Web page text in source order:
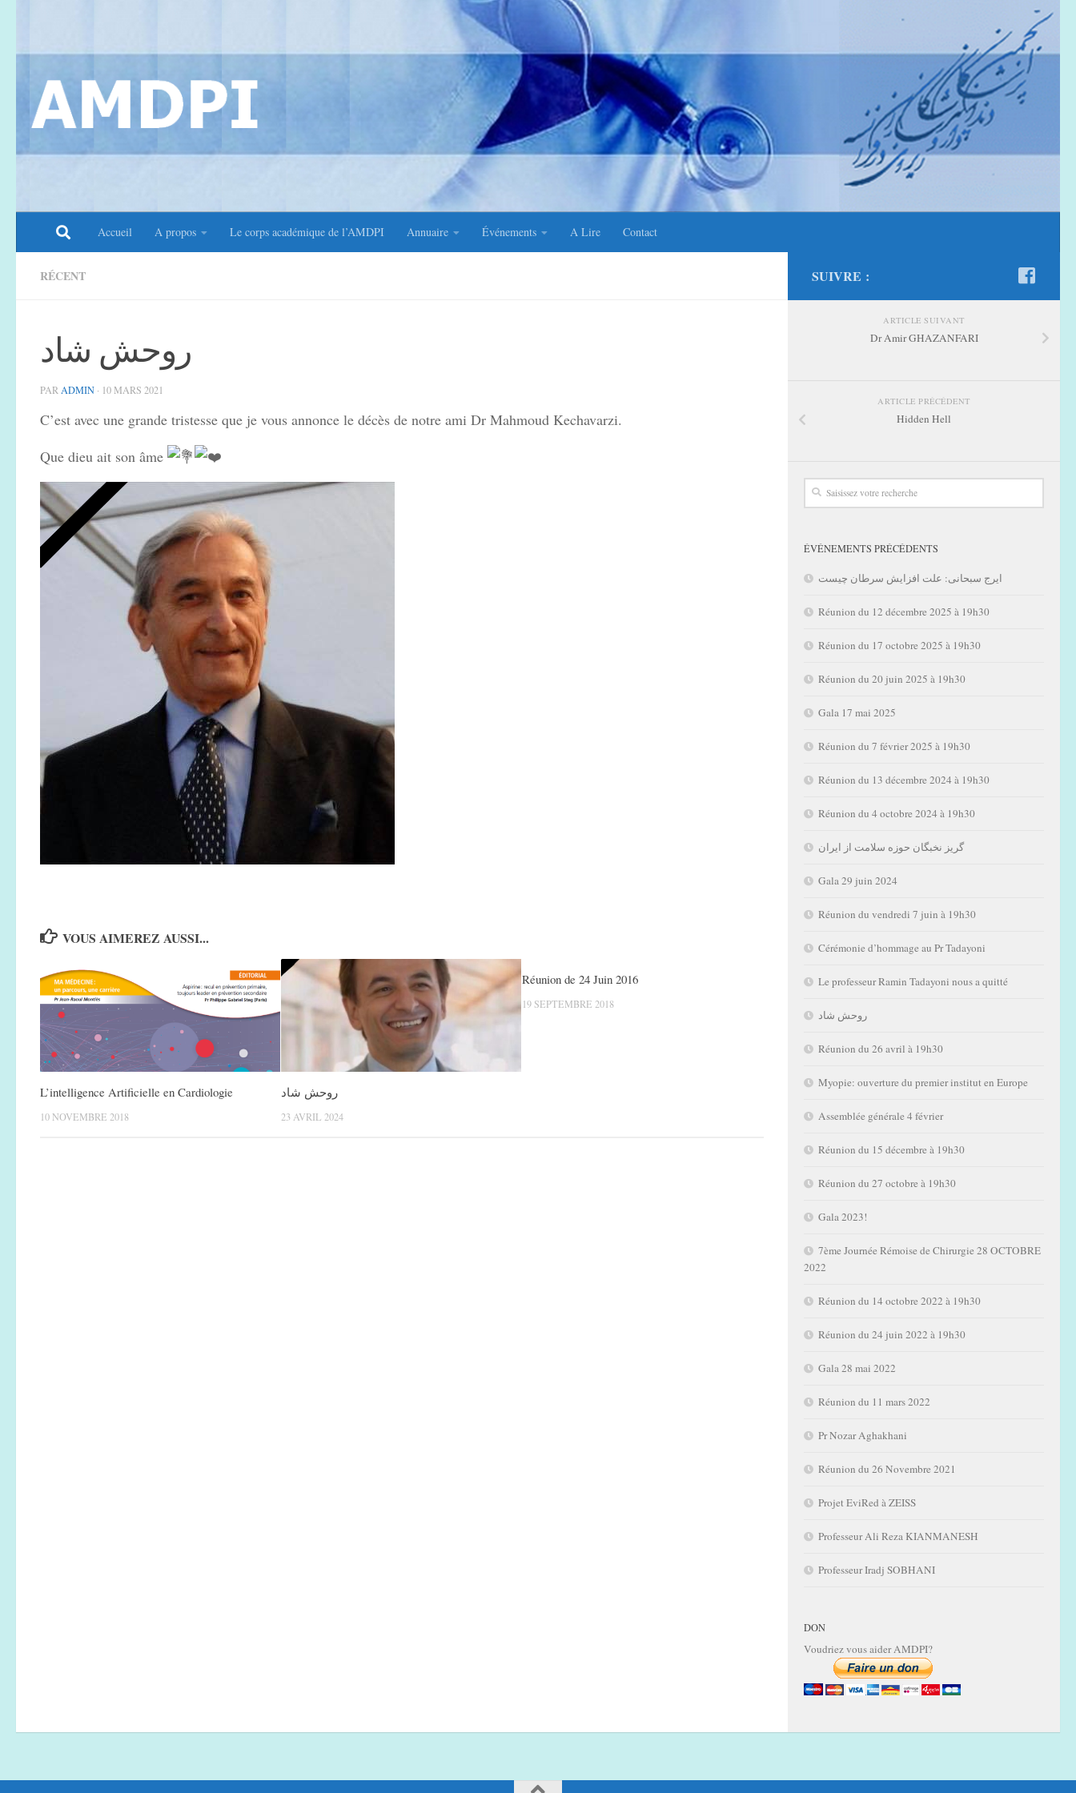
Accueil A propos Le corps académique de l’AMDPI Annuaire Événements A Lire Contact
RÉCENT
روحش شاد
PAR ADMIN · 10 MARS 2021
C’est avec une grande tristesse que je vous annonce le décès de notre ami Dr Mahmoud Kechavarzi.
Que dieu ait son âme
VOUS AIMEREZ AUSSI...
L’intelligence Artificielle en Cardiologie
10 NOVEMBRE 2018
روحش شاد
23 AVRIL 2024
Réunion de 24 Juin 2016
19 SEPTEMBRE 2018
SUIVRE :
ARTICLE SUIVANT
Dr Amir GHAZANFARI
ARTICLE PRÉCÉDENT
Hidden Hell
ÉVÉNEMENTS PRÉCÉDENTS
ایرج سبحانی: علت افزایش سرطان چیست
Réunion du 12 décembre 2025 à 19h30
Réunion du 17 octobre 2025 à 19h30
Réunion du 20 juin 2025 à 19h30
Gala 17 mai 2025
Réunion du 7 février 2025 à 19h30
Réunion du 13 décembre 2024 à 19h30
Réunion du 4 octobre 2024 à 19h30
گریز نخبگان حوزه سلامت از ایران
Gala 29 juin 2024
Réunion du vendredi 7 juin à 19h30
Cérémonie d’hommage au Pr Tadayoni
Le professeur Ramin Tadayoni nous a quitté
روحش شاد
Réunion du 26 avril à 19h30
Myopie: ouverture du premier institut en Europe
Assemblée générale 4 février
Réunion du 15 décembre à 19h30
Réunion du 27 octobre à 19h30
Gala 2023!
7ème Journée Rémoise de Chirurgie 28 OCTOBRE
2022
Réunion du 14 octobre 2022 à 19h30
Réunion du 24 juin 2022 à 19h30
Gala 28 mai 2022
Réunion du 11 mars 2022
Pr Nozar Aghakhani
Réunion du 26 Novembre 2021
Projet EviRed à ZEISS
Professeur Ali Reza KIANMANESH
Professeur Iradj SOBHANI
DON
Voudriez vous aider AMDPI?